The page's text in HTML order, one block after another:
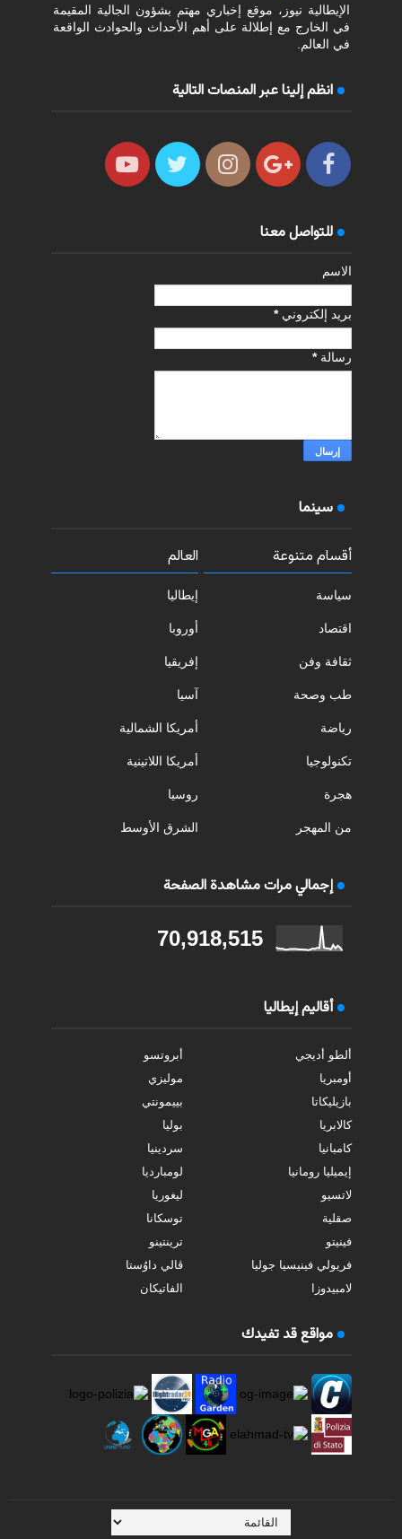
الإيطالية نيوز، موقع إخباري مهتم بشؤون الجالية المقيمة
في الخارج مع إطلالة على أهم الأحداث والحوادث الواقعة
في العالم.
انظم إلينا عبر المنصات التالية
للتواصل معنا
الاسم
بريد إلكتروني*
رسالة*
سينما
أقسام متنوعة
سياسة
اقتصاد
ثقافة وفن
طب وصحة
رياضة
تكنولوجيا
هجرة
من المهجر
العالم
إيطاليا
أوروبا
إفريقيا
آسيا
أمريكا الشمالية
أمريكا اللاتينية
روسيا
الشرق الأوسط
إجمالي مرات مشاهدة الصفحة
70,918,515
أقاليم إيطاليا
ألطو أديجي
أبروتسو
أومبريا
موليزي
بازيليكاتا
بييمونتي
كالابريا
بوليا
كامبانيا
سردينيا
إيميليا رومانيا
لومبارديا
لاتسيو
ليغوريا
صقلية
توسكانا
فينيتو
ترينتينو
فريولي فينيسيا جوليا
ڤالي داوُستا
لامبيدوزا
الفاتيكان
مواقع قد تفيدك